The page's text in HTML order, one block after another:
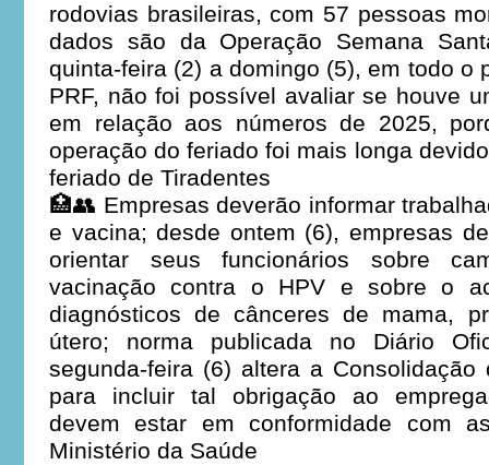
rodovias brasileiras, com 57 pessoas
dados são da Operação Semana
quinta-feira (2) a domingo (5), em todo o
PRF, não foi possível avaliar se houve
em relação aos números de 2025,
operação do feriado foi mais longa
feriado de Tiradentes
🏥👥 Empresas deverão informar
e vacina; desde ontem (6), empresas
orientar seus funcionários sobre
vacinação contra o HPV e sobre o
diagnósticos de cânceres de mama,
útero; norma publicada no Diário
segunda-feira (6) altera a
para incluir tal obrigação ao
devem estar em conformidade com
Ministério da Saúde